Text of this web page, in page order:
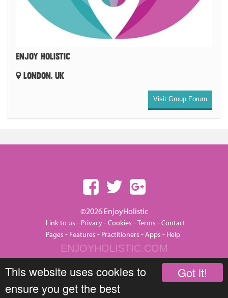
Got it!
This website uses cookies to
ensure you get the best
ENJOY HOLISTIC
LONDON, UK
Visit Group Forum
©2026 EnjoyHolistic
Link to us - Privacy-Cookies -Terms -Contact
Pages - Features - Practitioners -Apps - Help
ENJOYHOLISTIC.COM